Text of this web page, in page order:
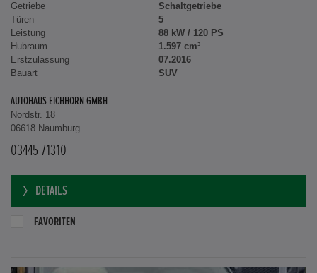
Getriebe
Schaltgetriebe
Türen
5
Leistung
88 kW / 120 PS
Hubraum
1.597 cm³
Erstzulassung
07.2016
Bauart
SUV
AUTOHAUS EICHHORN GMBH
Nordstr. 18
06618 Naumburg
03445 71310
DETAILS
FAVORITEN